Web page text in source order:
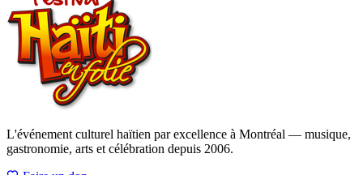
L'événement culturel haïtien par excellence à Montréal — musique,
gastronomie, arts et célébration depuis 2006.